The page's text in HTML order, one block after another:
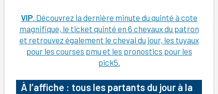
VIP. Découvrez la dernière minute du quinté à cote
magnifique, le ticket quinté en 6 chevaux du patron
et retrouvez également le cheval du jour, les tuyaux
pour les courses pmu et les pronostics pour les
pick5.
À l’affiche : tous les partants du jour à la